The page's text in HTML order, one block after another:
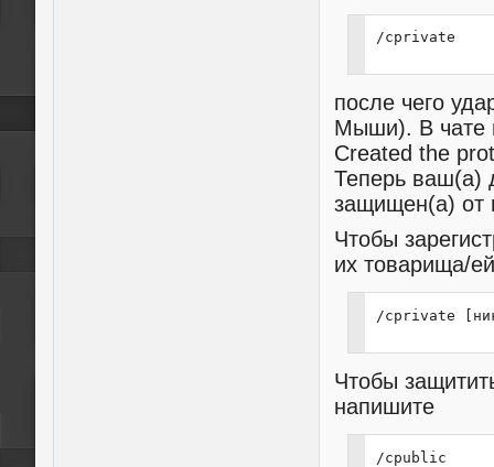
/cprivate
после чего
Мыши). В чате
Created the
Теперь ваш(а)
защищен(а) от
Чтобы
их товарища/
/cprivate
Чтобы
напишите
/cpublic